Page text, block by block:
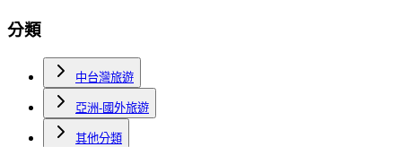
分類
中台灣旅遊
亞洲-國外旅遊
其他分類